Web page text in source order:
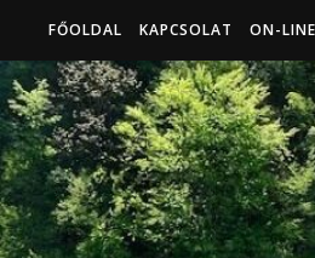
FŐOLDAL KAPCSOLAT ON-LINE